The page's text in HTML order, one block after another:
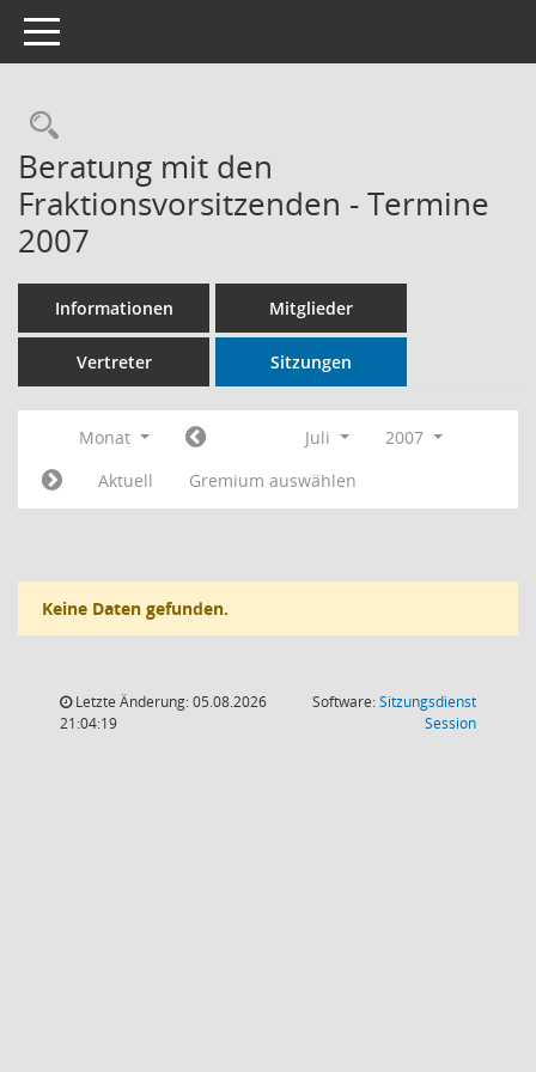
Toggle navigation
Rechercheauswahl
Beratung mit den
Fraktionsvorsitzenden - Termine
2007
Informationen Mitglieder
Vertreter Sitzungen
Monat Juli
2007
Aktuell
Gremium auswählen
Keine Daten gefunden.
Letzte Änderung: 05.08.2026
21:04:19
Software:Sitzungsdienst
Session(Wird in